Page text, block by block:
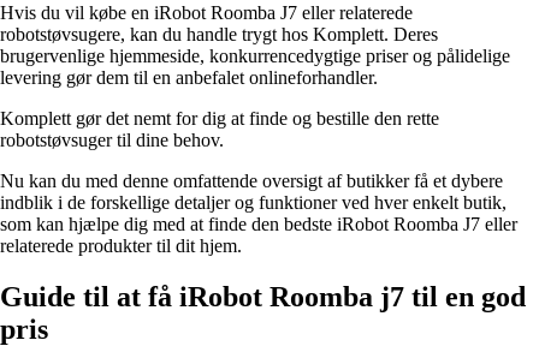
Hvis du vil købe en iRobot Roomba J7 eller relaterede
robotstøvsugere, kan du handle trygt hos Komplett. Deres
brugervenlige hjemmeside, konkurrencedygtige priser og pålidelige
levering gør dem til en anbefalet onlineforhandler.
Komplett gør det nemt for dig at finde og bestille den rette
robotstøvsuger til dine behov.
Nu kan du med denne omfattende oversigt af butikker få et dybere
indblik i de forskellige detaljer og funktioner ved hver enkelt butik,
som kan hjælpe dig med at finde den bedste iRobot Roomba J7 eller
relaterede produkter til dit hjem.
Guide til at få iRobot Roomba j7 til en god
pris